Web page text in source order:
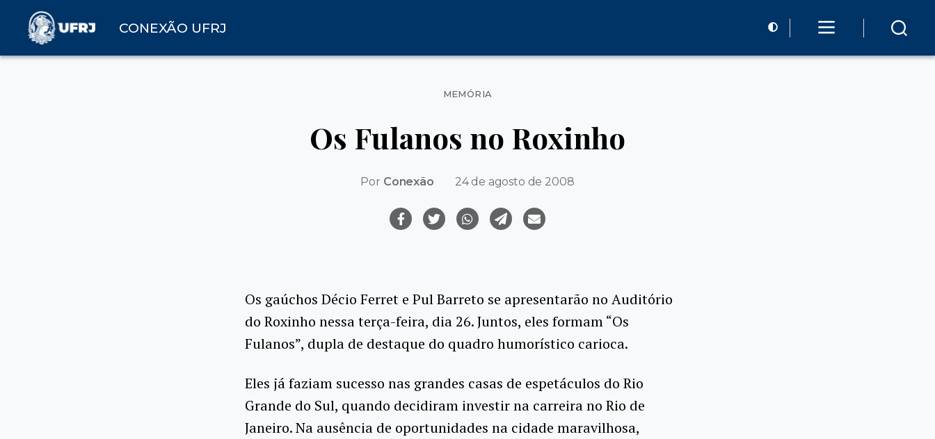
CONEXÃO UFRJ
Categorias
MEMÓRIA
Os Fulanos no Roxinho
Por Conexão 24 de agosto de 2008
Os gaúchos Décio Ferret e Pul Barreto se apresentarão no Auditório
do Roxinho nessa terça-feira, dia 26. Juntos, eles formam “Os
Fulanos”, dupla de destaque do quadro humorístico carioca.
Eles já faziam sucesso nas grandes casas de espetáculos do Rio
Grande do Sul, quando decidiram investir na carreira no Rio de
Janeiro. Na ausência de oportunidades na cidade maravilhosa,